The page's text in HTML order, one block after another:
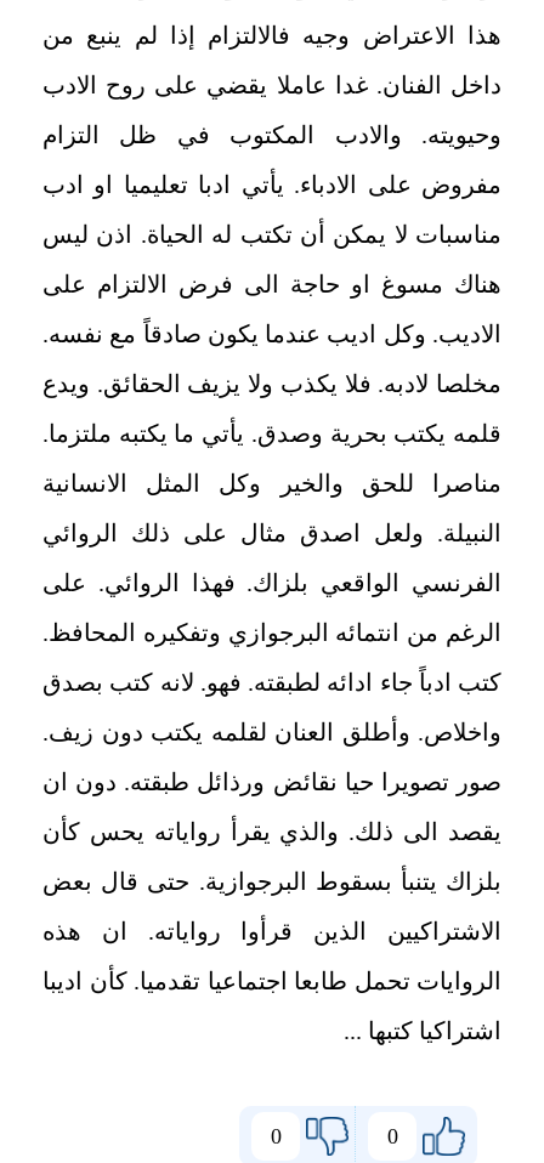
هذا الاعتراض وجيه فالالتزام إذا لم ينبع من
داخل الفنان. غدا عاملا يقضي على روح الادب
وحيويته. والادب المكتوب في ظل التزام
مفروض على الادباء. يأتي ادبا تعليميا او ادب
مناسبات لا يمكن أن تكتب له الحياة. اذن ليس
هناك مسوغ او حاجة الى فرض الالتزام على
الاديب. وكل اديب عندما يكون صادقاً مع نفسه.
مخلصا لادبه. فلا يكذب ولا يزيف الحقائق. ويدع
قلمه يكتب بحرية وصدق. يأتي ما يكتبه ملتزما.
مناصرا للحق والخير وكل المثل الانسانية
النبيلة. ولعل اصدق مثال على ذلك الروائي
الفرنسي الواقعي بلزاك. فهذا الروائي. على
الرغم من انتمائه البرجوازي وتفكيره المحافظ.
كتب ادباً جاء ادائه لطبقته. فهو. لانه كتب بصدق
واخلاص. وأطلق العنان لقلمه يكتب دون زيف.
صور تصويرا حيا نقائض ورذائل طبقته. دون ان
يقصد الى ذلك. والذي يقرأ رواياته يحس كأن
بلزاك يتنبأ بسقوط البرجوازية. حتى قال بعض
الاشتراكيين الذين قرأوا رواياته. ان هذه
الروايات تحمل طابعا اجتماعيا تقدميا. كأن اديبا
اشتراكيا كتبها ...
0
0